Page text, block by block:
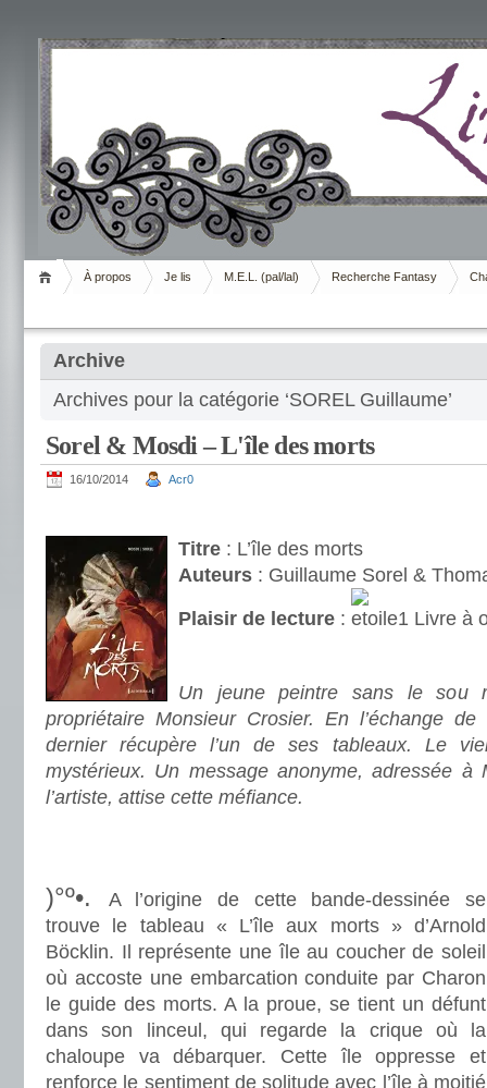
Livrement
À propos Je lis M.E.L. (pal/lal) Recherche Fantasy
Archive
Archives pour la catégorie ‘SOREL Guillaume’
Sorel & Mosdi – L'île des morts
16/10/2014 Acr0
Titre : L’île des morts
Auteurs : Guillaume Sorel &
Plaisir de lecture :
Livre à
Un jeune peintre sans le sou
propriétaire Monsieur Crosier. En l’échange
dernier récupère l’un de ses tableaux. Le
mystérieux. Un message anonyme, adressée à
l’artiste, attise cette méfiance.
)°º•.
A l’origine de cette bande-dessinée se
trouve le tableau « L’île aux morts » d’Arnold
Böcklin. Il représente une île au coucher de soleil
où accoste une embarcation conduite par Charon
le guide des morts. A la proue, se tient un défunt
dans son linceul, qui regarde la crique où la
chaloupe va débarquer. Cette île oppresse et
renforce le sentiment de solitude avec l’île à moitié